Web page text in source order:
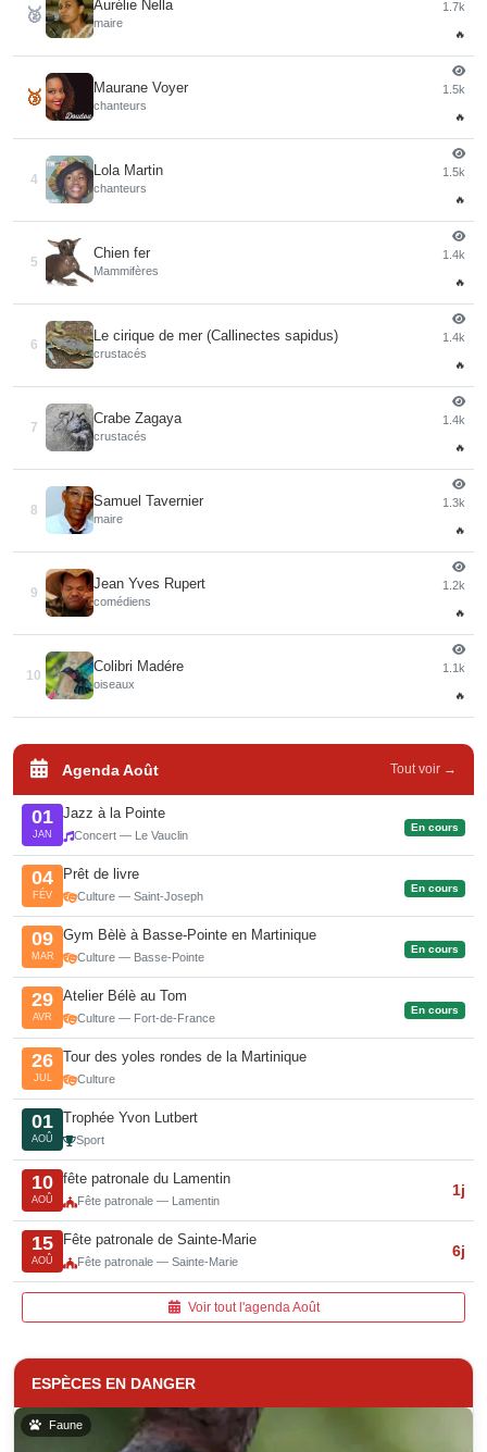
🥈 Aurélie Nella
maire
1.7k
🔥
🥉 Maurane Voyer
chanteurs
1.5k
🔥
4
Lola Martin
chanteurs
1.5k
🔥
5
Chien fer
Mammifères
1.4k
🔥
6
Le cirique de mer (Callinectes sapidus)
crustacés
1.4k
🔥
7
Crabe Zagaya
crustacés
1.4k
🔥
8
Samuel Tavernier
maire
1.3k
🔥
9
Jean Yves Rupert
comédiens
1.2k
🔥
10
Colibri Madére
oiseaux
1.1k
🔥
Agenda Août Tout voir →
01
JAN
Jazz à la Pointe
Concert — Le Vauclin
En cours
04
FÉV
Prêt de livre
Culture — Saint-Joseph
En cours
09
MAR
Gym Bèlè à Basse-Pointe en Martinique
Culture — Basse-Pointe
En cours
29
AVR
Atelier Bélè au Tom
Culture — Fort-de-France
En cours
26
JUL
Tour des yoles rondes de la Martinique
Culture
01
AOÛ
Trophée Yvon Lutbert
Sport
10
AOÛ
fête patronale du Lamentin
Fête patronale — Lamentin
1j
15
AOÛ
Fête patronale de Sainte-Marie
Fête patronale — Sainte-Marie
6j
Voir tout l'agenda Août
ESPÈCES EN DANGER
Faune